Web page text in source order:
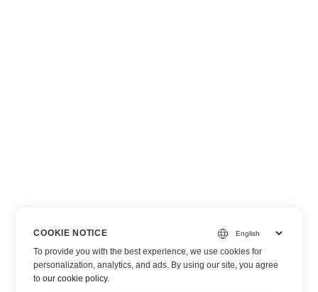
COOKIE NOTICE
To provide you with the best experience, we use cookies for
personalization, analytics, and ads. By using our site, you agree
toour cookie policy.